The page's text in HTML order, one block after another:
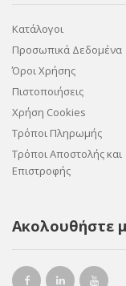
Κατάλογοι
Προσωπικά Δεδομένα
Όροι Χρήσης
Πιστοποιήσεις
Χρήση Cookies
Τρόποι Πληρωμής
Τρόποι Αποστολής και
Επιστροφής
Ακολουθήστε